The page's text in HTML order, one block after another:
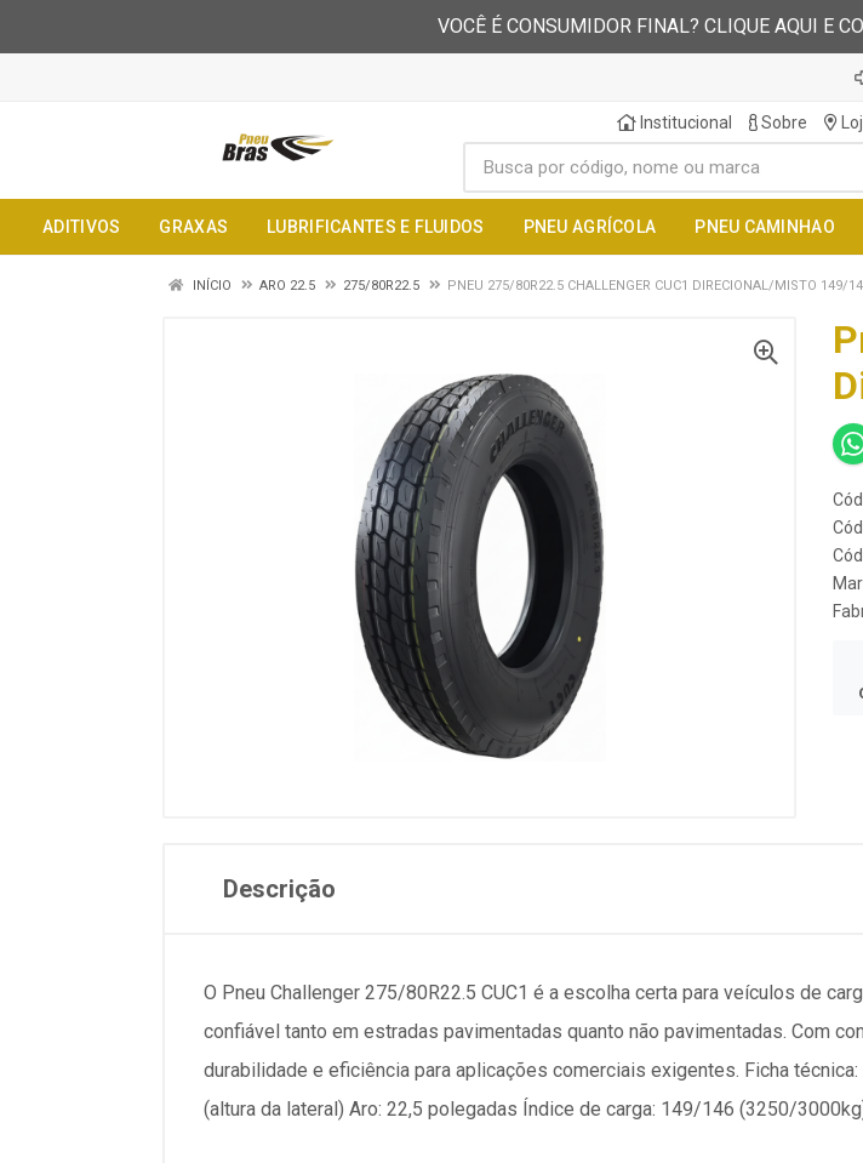
VOCÊ É CONSUMIDOR FINAL? CLIQUE AQUI E
Institucional Sobre
ADITIVOS GRAXAS LUBRIFICANTES E FLUIDOS PNEU AGRÍCOLA PNEU CAMINHAO
INÍCIO ARO 22.5 275/80R22.5 PNEU 275/80R22.5 CHALLENGER CUC1 DIRECIONAL/MISTO 149/
Descrição
O Pneu Challenger 275/80R22.5 CUC1 é a escolha certa para veículos de
confiável tanto em estradas pavimentadas quanto não pavimentadas. Com
durabilidade e eficiência para aplicações comerciais exigentes. Ficha
(altura da lateral) Aro: 22,5 polegadas Índice de carga: 149/146 (3250/